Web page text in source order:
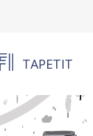
TAPETIT